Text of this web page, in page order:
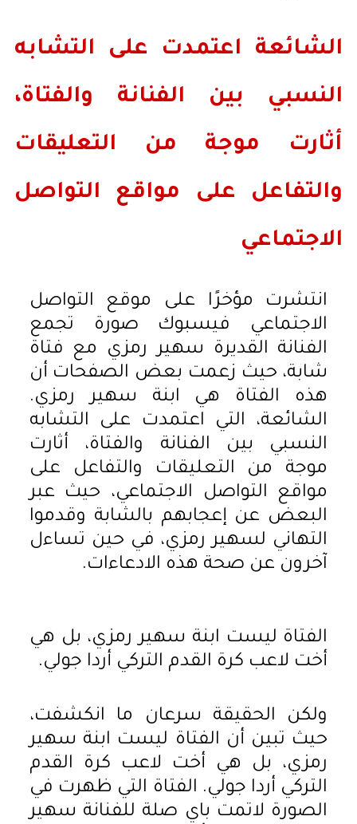
الشائعة اعتمدت على التشابه
النسبي بين الفنانة والفتاة،
أثارت موجة من التعليقات
والتفاعل على مواقع التواصل
الاجتماعي
انتشرت مؤخرًا على موقع التواصل
الاجتماعي فيسبوك صورة تجمع
الفنانة القديرة سهير رمزي مع فتاة
شابة، حيث زعمت بعض الصفحات أن
هذه الفتاة هي ابنة سهير رمزي.
الشائعة، التي اعتمدت على التشابه
النسبي بين الفنانة والفتاة، أثارت
موجة من التعليقات والتفاعل على
مواقع التواصل الاجتماعي، حيث عبر
البعض عن إعجابهم بالشابة وقدموا
التهاني لسهير رمزي، في حين تساءل
آخرون عن صحة هذه الادعاءات.
الفتاة ليست ابنة سهير رمزي، بل هي
أخت لاعب كرة القدم التركي أردا جولي.
ولكن الحقيقة سرعان ما انكشفت،
حيث تبين أن الفتاة ليست ابنة سهير
رمزي، بل هي أخت لاعب كرة القدم
التركي أردا جولي. الفتاة التي ظهرت في
الصورة لاتمت باي صلة للفنانة سهير